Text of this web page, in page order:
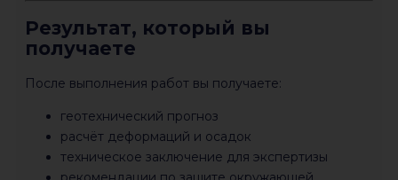
Результат, который вы
получаете
После выполнения работ вы получаете:
геотехнический прогноз
расчёт деформаций и осадок
техническое заключение для экспертизы